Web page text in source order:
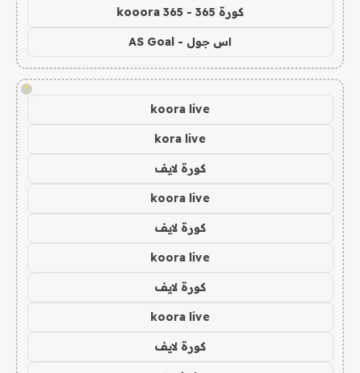
كورة 365 - kooora 365
اس جول - AS Goal
!
koora live
kora live
كورة لايف
koora live
كورة لايف
koora live
كورة لايف
koora live
كورة لايف